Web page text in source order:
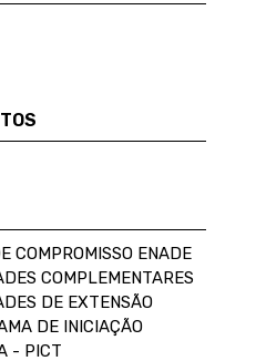
COMPROMISSO ENADE
COMPLEMENTARES
DE EXTENSÃO
DE INICIAÇÃO
- PICT